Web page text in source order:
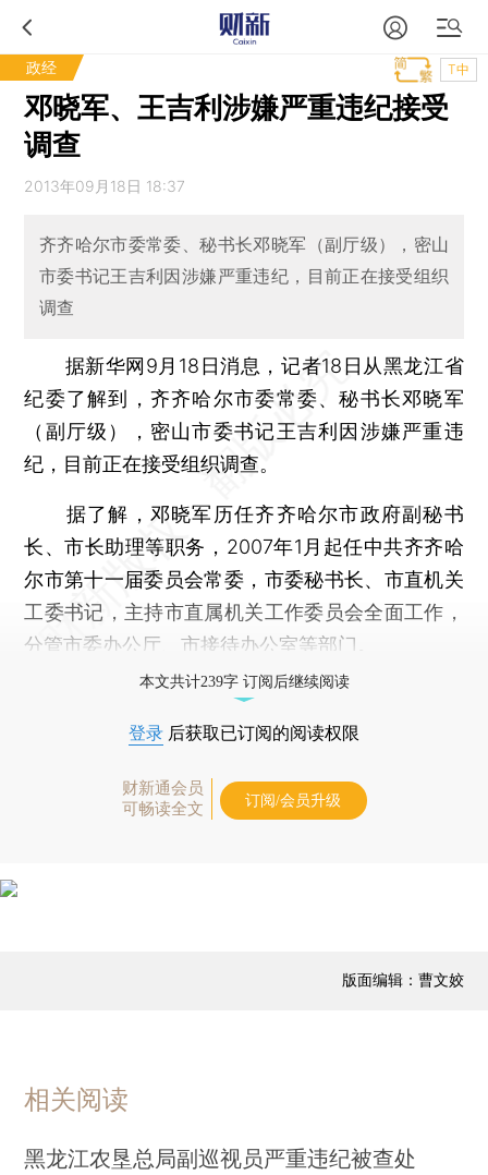
政经 T中
邓晓军、王吉利涉嫌严重违纪接受
调查
2013年09月18日 18:37
齐齐哈尔市委常委、秘书长邓晓军（副厅级），密山
市委书记王吉利因涉嫌严重违纪，目前正在接受组织
调查
据新华网9月18日消息，记者18日从黑龙江省
纪委了解到，齐齐哈尔市委常委、秘书长邓晓军
（副厅级），密山市委书记王吉利因涉嫌严重违
纪，目前正在接受组织调查。
据了解，邓晓军历任齐齐哈尔市政府副秘书
长、市长助理等职务，2007年1月起任中共齐齐哈
尔市第十一届委员会常委，市委秘书长、市直机关
工委书记，主持市直属机关工作委员会全面工作，
分管市委办公厅、市接待办公室等部门。
本文共计239字 订阅后继续阅读
登录 后获取已订阅的阅读权限
财新通会员
可畅读全文
订阅/会员升级
版面编辑：曹文姣
相关阅读
黑龙江农垦总局副巡视员严重违纪被查处